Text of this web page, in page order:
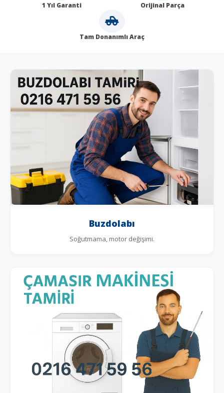
1 Yıl Garanti Orijinal Parça
Tam Donanımlı Araç
Buzdolabı
Soğutmama, motor değişimi.